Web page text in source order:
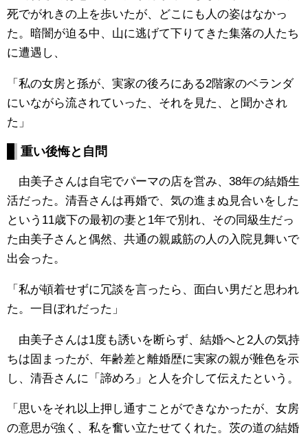
死でがれきの上を歩いたが、どこにも人の姿はなかっ
た。暗闇が迫る中、山に逃げて下りてきた集落の人たち
に遭遇し、
「私の女房と孫が、実家の後ろにある2階家のベランダ
にいながら流されていった、それを見た、と聞かされ
た」
重い後悔と自問
由美子さんは自宅でパーマの店を営み、38年の結婚生
活だった。清吾さんは再婚で、気の進まぬ見合いをした
という11歳下の最初の妻と1年で別れ、その同級生だっ
た由美子さんと偶然、共通の親戚筋の人の入院見舞いで
出会った。
「私が頓着せずに冗談を言ったら、面白い男だと思われ
た。一目ぼれだった」
由美子さんは1度も誘いを断らず、結婚へと2人の気持
ちは固まったが、年齢差と離婚歴に実家の親が難色を示
し、清吾さんに「諦めろ」と人を介して伝えたという。
「思いをそれ以上押し通すことができなかったが、女房
の意思が強く、私を奮い立たせてくれた。茨の道の結婚